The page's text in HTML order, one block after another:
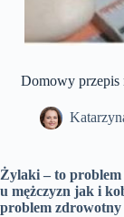
Domowy przepis
Żylaki – to problem
u mężczyzn jak i
problem zdrowotny